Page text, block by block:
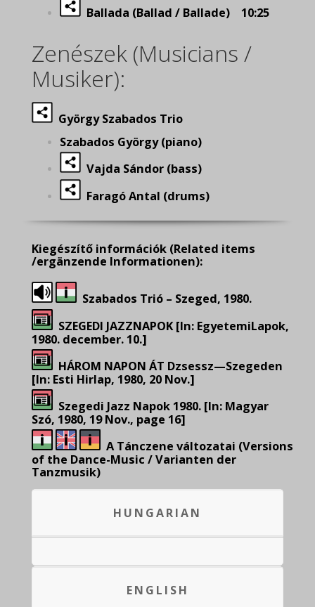
Ballada (Ballad / Ballade) 10:25
Zenészek (Musicians /
Musiker):
György Szabados Trio
Szabados György (piano)
Vajda Sándor (bass)
Faragó Antal (drums)
Kiegészítő információk (Related items
/ergänzende Informationen):
Szabados Trió – Szeged, 1980.
SZEGEDI JAZZNAPOK [In: EgyetemiLapok,
1980. december. 10.]
HÁROM NAPON ÁT Dzsessz—Szegeden
[In: Esti Hirlap, 1980, 20 Nov.]
Szegedi Jazz Napok 1980. [In: Magyar
Szó, 1980, 19 Nov., page 16]
A Tánczene változatai (Versions
of the Dance-Music / Varianten der
Tanzmusik)
HUNGARIAN
ENGLISH